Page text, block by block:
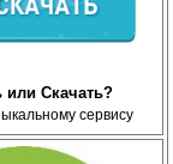
или Скачать?
сервису